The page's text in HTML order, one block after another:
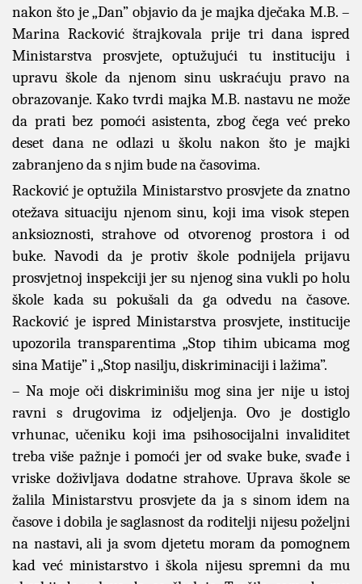
nakon što je „Dan” objavio da je majka dječaka M.B. –
Marina Racković štrajkovala prije tri dana ispred
Ministarstva prosvjete, optužujući tu instituciju i
upravu škole da njenom sinu uskraćuju pravo na
obrazovanje. Kako tvrdi majka M.B. nastavu ne može
da prati bez pomoći asistenta, zbog čega već preko
deset dana ne odlazi u školu nakon što je majki
zabranjeno da s njim bude na časovima.
Racković je optužila Ministarstvo prosvjete da znatno
otežava situaciju njenom sinu, koji ima visok stepen
anksioznosti, strahove od otvorenog prostora i od
buke. Navodi da je protiv škole podnijela prijavu
prosvjetnoj inspekciji jer su njenog sina vukli po holu
škole kada su pokušali da ga odvedu na časove.
Racković je ispred Ministarstva prosvjete, institucije
upozorila transparentima „Stop tihim ubicama mog
sina Matije” i „Stop nasilju, diskriminaciji i lažima”.
– Na moje oči diskriminišu mog sina jer nije u istoj
ravni s drugovima iz odjeljenja. Ovo je dostiglo
vrhunac, učeniku koji ima psihosocijalni invaliditet
treba više pažnje i pomoći jer od svake buke, svađe i
vriske doživljava dodatne strahove. Uprava škole se
žalila Ministarstvu prosvjete da ja s sinom idem na
časove i dobila je saglasnost da roditelji nijesu poželjni
na nastavi, ali ja svom djetetu moram da pomognem
kad već ministarstvo i škola nijesu spremni da mu